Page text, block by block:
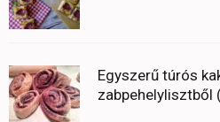
Egyszerű túrós
zabpehelylisztből